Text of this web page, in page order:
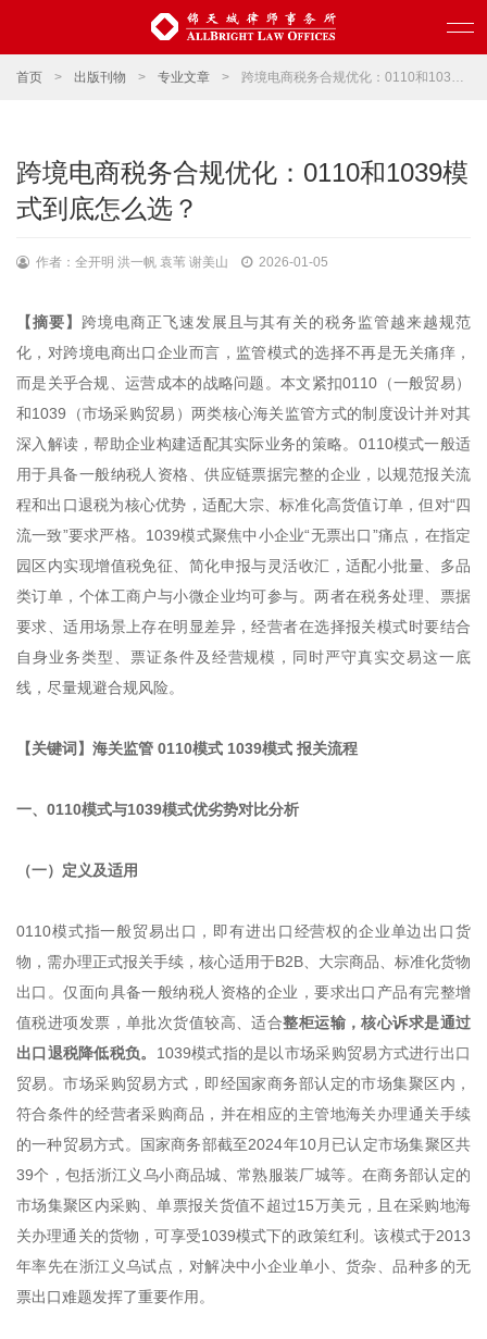
首页 > 出版刊物 > 专业文章 > 跨境电商税务合规优化：0110和1039模式到底怎么选？
跨境电商税务合规优化：0110和1039模
式到底怎么选？
作者：全开明 洪一帆 袁苇 谢美山 2026-01-05
【摘要】 跨境电商正飞速发展且与其有关的税务监管越来越规范
化，对跨境电商出口企业而言，监管模式的选择不再是无关痛痒，
而是关乎合规、运营成本的战略问题。本文紧扣0110（一般贸易）
和1039（市场采购贸易）两类核心海关监管方式的制度设计并对其
深入解读，帮助企业构建适配其实际业务的策略。0110模式一般适
用于具备一般纳税人资格、供应链票据完整的企业，以规范报关流
程和出口退税为核心优势，适配大宗、标准化高货值订单，但对“四
流一致”要求严格。1039模式聚焦中小企业“无票出口”痛点，在指定
园区内实现增值税免征、简化申报与灵活收汇，适配小批量、多品
类订单，个体工商户与小微企业均可参与。两者在税务处理、票据
要求、适用场景上存在明显差异，经营者在选择报关模式时要结合
自身业务类型、票证条件及经营规模，同时严守真实交易这一底
线，尽量规避合规风险。
【关键词】海关监管 0110模式 1039模式 报关流程
一、0110模式与1039模式优劣势对比分析
（一）定义及适用
0110模式指一般贸易出口，即有进出口经营权的企业单边出口货
物，需办理正式报关手续，核心适用于B2B、大宗商品、标准化货物
出口。仅面向具备一般纳税人资格的企业，要求出口产品有完整增
值税进项发票，单批次货值较高、适合整柜运输，核心诉求是通过
出口退税降低税负。 1039模式指的是以市场采购贸易方式进行出口
贸易。市场采购贸易方式，即经国家商务部认定的市场集聚区内，
符合条件的经营者采购商品，并在相应的主管地海关办理通关手续
的一种贸易方式。国家商务部截至2024年10月已认定市场集聚区共
39个，包括浙江义乌小商品城、常熟服装厂城等。在商务部认定的
市场集聚区内采购、单票报关货值不超过15万美元，且在采购地海
关办理通关的货物，可享受1039模式下的政策红利。该模式于2013
年率先在浙江义乌试点，对解决中小企业单小、货杂、品种多的无
票出口难题发挥了重要作用。